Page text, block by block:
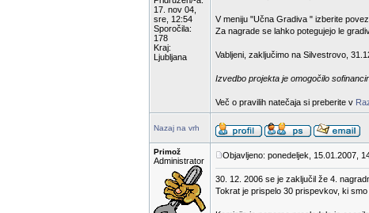
17. nov 04,
sre, 12:54
Sporočila:
178
Kraj:
Ljubljana
V meniju "Učna Gradiva " izberite
Za nagrade se lahko potegujejo le
Vabljeni, zaključimo na Silvestrovo,
Izvedbo projekta je omogočilo
Več o pravilih natečaja si preberite v
Nazaj na vrh
Primož
Administrator
Objavljeno: ponedeljek, 15.01.2007,
30. 12. 2006 se je zaključil že 4.
Tokrat je prispelo 30 prispevkov, ki